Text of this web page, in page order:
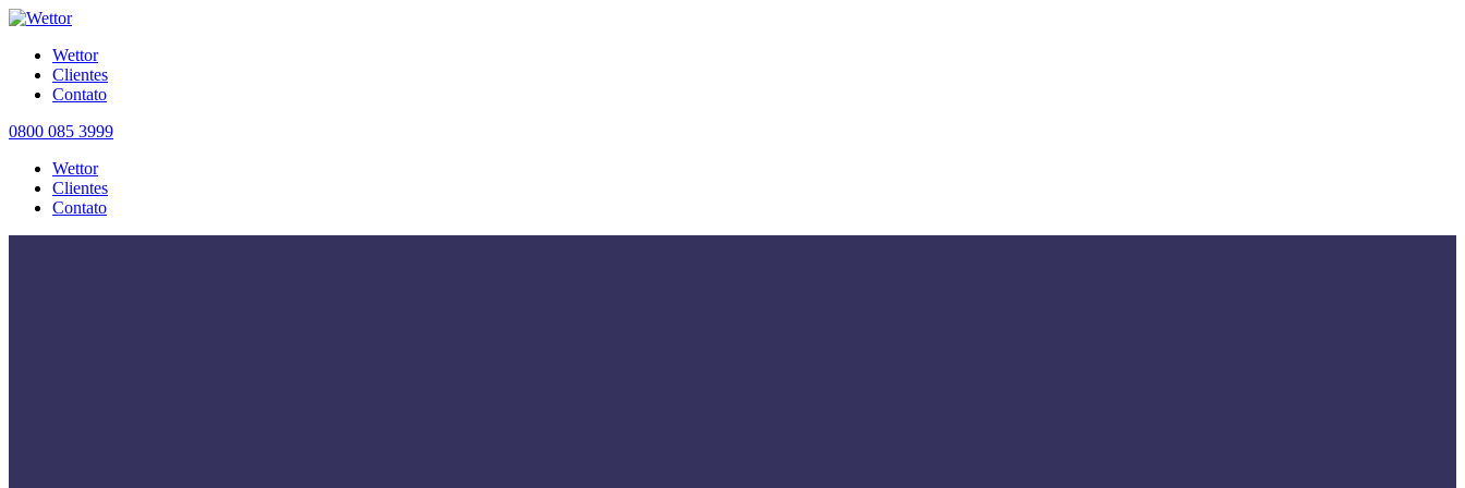
Wettor
Clientes
Contato
0800 085 3999
Wettor
Clientes
Contato